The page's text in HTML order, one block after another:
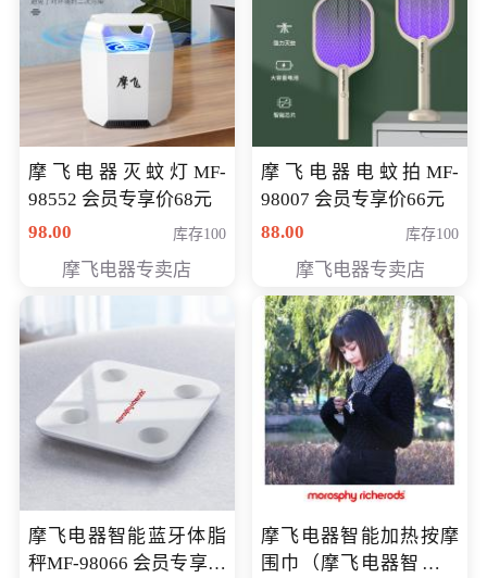
摩飞电器灭蚊灯MF-
98552 会员专享价68元
98.00
库存100
摩飞电器专卖店
摩飞电器电蚊拍MF-
98007 会员专享价66元
88.00
库存100
摩飞电器专卖店
摩飞电器智能蓝牙体脂
秤MF-98066 会员专享价
摩飞电器智能加热按摩
围巾（摩飞电器智能加